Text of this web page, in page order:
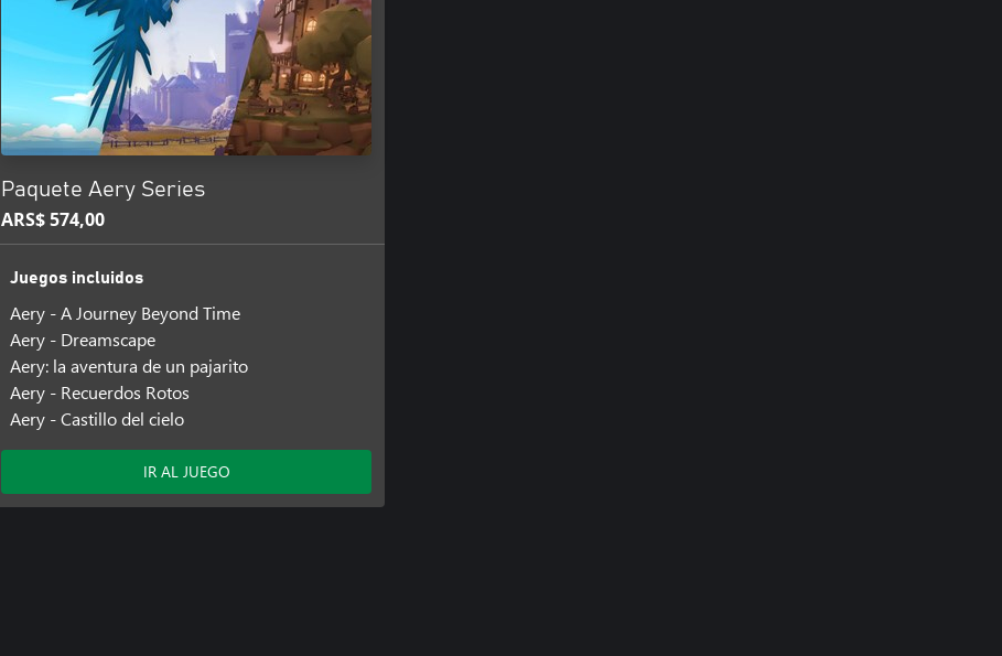
Paquete Aery Series
ARS$ 574,00
Juegos incluidos
Aery - A Journey Beyond Time
Aery - Dreamscape
Aery: la aventura de un pajarito
Aery - Recuerdos Rotos
Aery - Castillo del cielo
IR AL JUEGO